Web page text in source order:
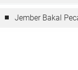
Jember Bakal